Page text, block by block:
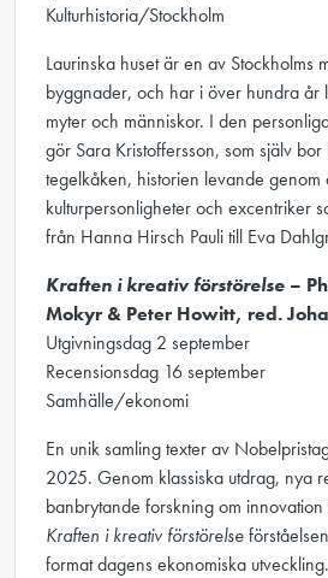
Kulturhistoria/Stockholm
Laurinska huset är en av Stockholms
byggnader, och har i över hundra år
myter och människor. I den
gör Sara Kristoffersson, som själv
tegelkåken, historien levande
kulturpersonligheter och excentriker
från Hanna Hirsch Pauli till Eva
Kraften i kreativ förstörelse –
Mokyr & Peter Howitt, red.
Utgivningsdag 2 september
Recensionsdag 16 september
Samhälle/ekonomi
En unik samling texter av
2025. Genom klassiska utdrag, nya
banbrytande forskning om
Kraften i kreativ förstörelse
format dagens ekonomiska utveckling.